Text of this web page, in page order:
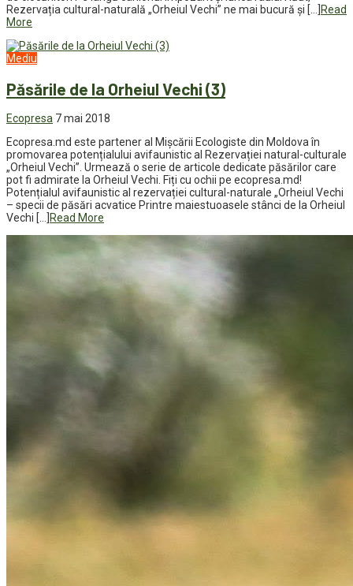
Rezervația cultural-naturală „Orheiul Vechi” ne mai bucură și […] Read
More
Mediu
Păsările de la Orheiul Vechi (3)
Ecopresa 7 mai 2018
Ecopresa.md este partener al Mișcării Ecologiste din Moldova în
promovarea potențialului avifaunistic al Rezervației natural-culturale
„Orheiul Vechi”. Urmează o serie de articole dedicate păsărilor care
pot fi admirate la Orheiul Vechi. Fiți cu ochii pe ecopresa.md!
Potențialul avifaunistic al rezervației cultural-naturale „Orheiul Vechi
– specii de păsări acvatice Printre maiestuoasele stânci de la Orheiul
Vechi […]
Read More